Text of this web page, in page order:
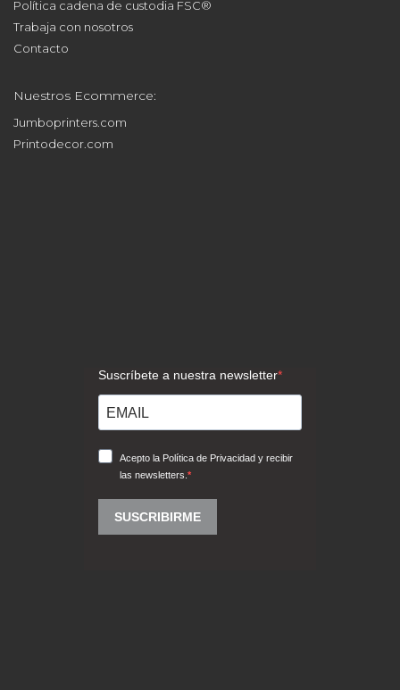
Política cadena de custodia FSC®
Trabaja con nosotros
Contacto
Nuestros Ecommerce:
Jumboprinters.com
Printodecor.com